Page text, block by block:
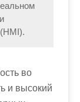
во
и высокий